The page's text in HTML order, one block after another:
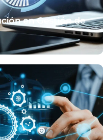
en Gestión de